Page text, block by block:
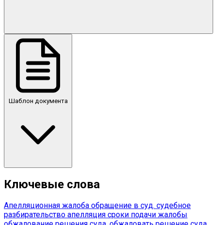
Шаблон документа
Ключевые слова
Апелляционная жалоба обращение в суд. судебное
разбирательство апелляция сроки подачи жалобы